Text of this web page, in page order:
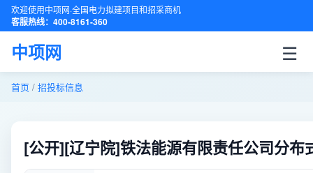
欢迎使用中项网·全国电力拟建项目和招采商机
客服热线：400-8161-360
中项网 ☰
首页 / 招投标信息
[公开][辽宁院]铁法能源有限责任公司分